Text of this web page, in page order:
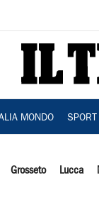
MONDO SPORT
Grosseto Lucca